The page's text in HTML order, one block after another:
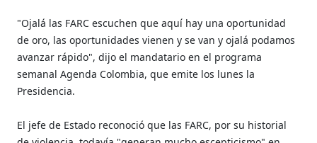
"Ojalá las FARC escuchen que aquí hay una oportunidad
de oro, las oportunidades vienen y se van y ojalá podamos
avanzar rápido", dijo el mandatario en el programa
semanal Agenda Colombia, que emite los lunes la
Presidencia.
El jefe de Estado reconoció que las FARC, por su historial